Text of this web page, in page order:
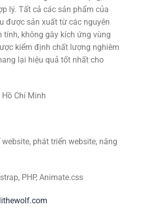
lý. Tất cả các sản phẩm của
được sản xuất từ các nguyên
tính, không gây kích ứng vùng
kiểm định chất lượng nghiêm
lại hiệu quả tốt nhất cho
Chí Minh
website, phát triển website, nâng
PHP, Animate.css